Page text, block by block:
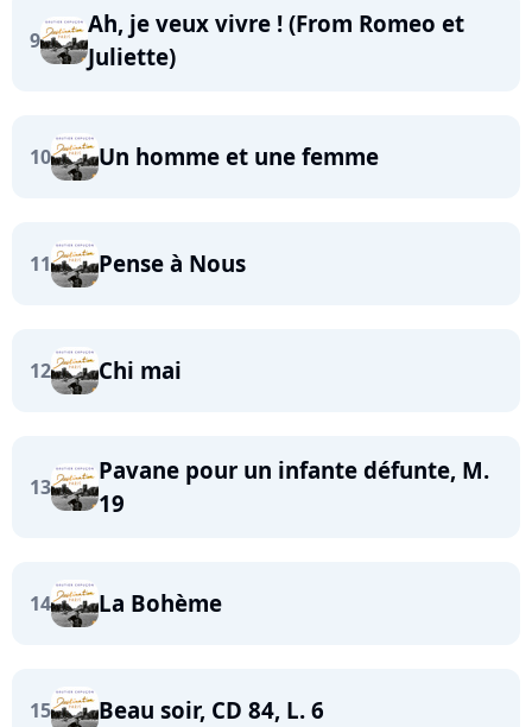
9
Ah, je veux vivre ! (From Romeo et
Juliette)
10 Un homme et une femme
11 Pense à Nous
12 Chi mai
13
Pavane pour un infante défunte, M.
19
14 La Bohème
15 Beau soir, CD 84, L. 6